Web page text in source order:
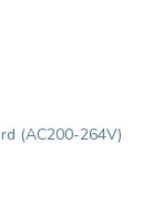
(AC200-264V)